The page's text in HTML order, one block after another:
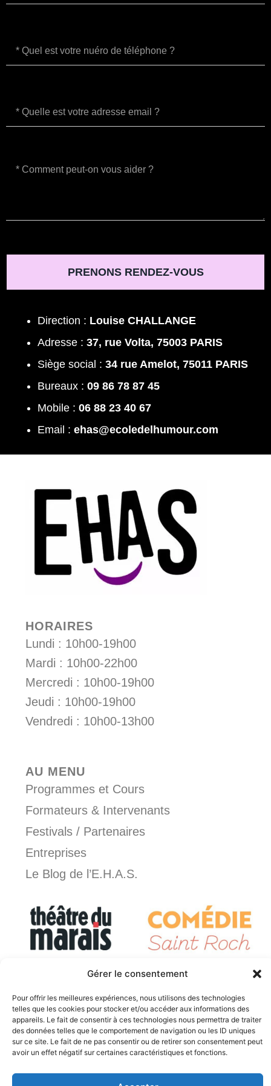
Gérer le consentement
Pour offrir les meilleures expériences, nous utilisons des technologies
telles que les cookies pour stocker et/ou accéder aux informations des
appareils. Le fait de consentir à ces technologies nous permettra de traiter
des données telles que le comportement de navigation ou les ID uniques
sur ce site. Le fait de ne pas consentir ou de retirer son consentement peut
avoir un effet négatif sur certaines caractéristiques et fonctions.
PRENONS RENDEZ-VOUS
Direction : Louise CHALLANGE
Adresse :37, rue Volta, 75003 PARIS
Siège social :34 rue Amelot, 75011 PARIS
Bureaux :09 86 78 87 45
Mobile :06 88 23 40 67
Email :ehas@ecoledelhumour.com
HORAIRES
Lundi : 10h00-19h00
Mardi : 10h00-22h00
Mercredi : 10h00-19h00
Jeudi : 10h00-19h00
Vendredi : 10h00-13h00
AU MENU
Programmes et Cours
Formateurs & Intervenants
Festivals / Partenaires
Entreprises
Le Blog de l’E.H.A.S.
© E.H.A.S. 2026